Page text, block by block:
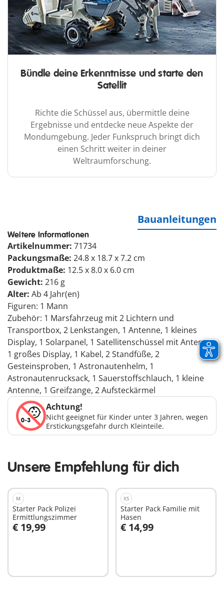
Bündle deine Erkenntnisse und starte den
Satellit
Richte die Schüssel aus, übermittle deine
Ergebnisse und entdecke neue Aspekte der
Mondumgebung. Jeder Funkspruch bringt dich
einen Schritt weiter in deiner
Weltraumforschung.
Bauanleitungen
Weitere Informationen
Artikelnummer: 71734
Packungsmaße: 24.8 x 18.7 x 7.2 cm
Produktmaße: 12.5 x 8.0 x 6.0 cm
Gewicht: 216 g
Alter: Ab 4 Jahr(en)
Figuren: 1 Mann
Zubehör: 1 Marsfahrzeug mit 2 Lichtern und
Transportbox, 2 Lenkstangen, 1 Antenne, 1 kleines
Display, 1 Solarpanel, 1 Satellitenschüssel mit Antenne,
1 großes Display, 1 Kabel, 2 Standfüße, 2
Gesteinsproben, 1 Astronautenhelm, 1
Astronautenrucksack, 1 Sauerstoffschlauch, 1 kleine
Antenne, 1 Greifzange, 2 Aufsteckärmel
Achtung!
Nicht geeignet für Kinder unter 3 Jahren, wegen
Erstickungsgefahr durch Kleinteile.
Unsere Empfehlung für dich
M
Starter Pack Polizei
Ermittlungszimmer
€ 19,99
In den Warenkorb
XS
Starter Pack Familie mit
Hasen
€ 14,99
In den Warenkorb